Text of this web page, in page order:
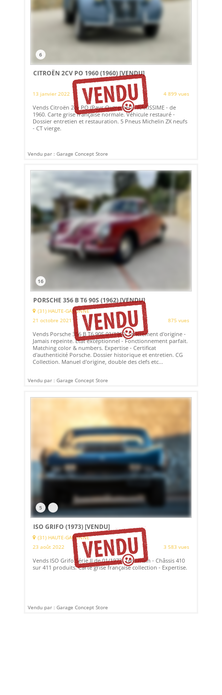
6
CITROËN 2CV PO 1960 (1960)[VENDU]
13 janvier 2022 4 899 vues
Vends Citroën 2cv PO (Pays Outremer) - RARISSIME - de
1960. Carte grise française normale. Véhicule restauré -
Dossier entretien et restauration. 5 Pneus Michelin ZX neufs
- CT vierge.
Vendu par : Garage Concept Store
16
PORSCHE 356 B T6 90S (1962)[VENDU]
(31) HAUTE-GARONNE
21 octobre 2021
875 vues
Vends Porsche 356 B T6 90S 01/1962. Strictement d'origine -
Jamais repeinte. Etat exceptionnel - Fonctionnement parfait.
Matching color & numbers. Expertise - Certificat
d'authenticité Porsche. Dossier historique et entretien. CG
Collection. Manuel d'origine, double des clefs etc...
Vendu par : Garage Concept Store
5
ISO GRIFO (1973)[VENDU]
(31) HAUTE-GARONNE
23 août 2022
3 583 vues
Vends ISO Grifo Série II de 01/1973. 1ère main - Châssis 410
sur 411 produits. Carte grise française collection - Expertise.
Vendu par : Garage Concept Store